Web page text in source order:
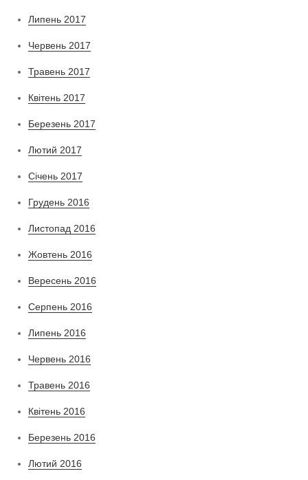
Липень 2017
Червень 2017
Травень 2017
Квітень 2017
Березень 2017
Лютий 2017
Січень 2017
Грудень 2016
Листопад 2016
Жовтень 2016
Вересень 2016
Серпень 2016
Липень 2016
Червень 2016
Травень 2016
Квітень 2016
Березень 2016
Лютий 2016